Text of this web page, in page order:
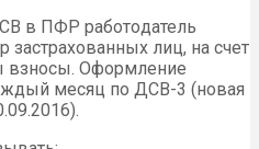
в ПФР ра­бо­то­да­тель
за­стра­хо­ван­ных лиц, на счет
взно­сы. Оформление
месяц по ДСВ-3 (новая